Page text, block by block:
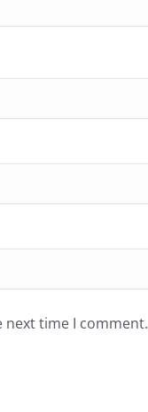
next time I comment.